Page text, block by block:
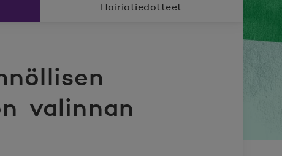
valinnan
Häiriötiedotteet